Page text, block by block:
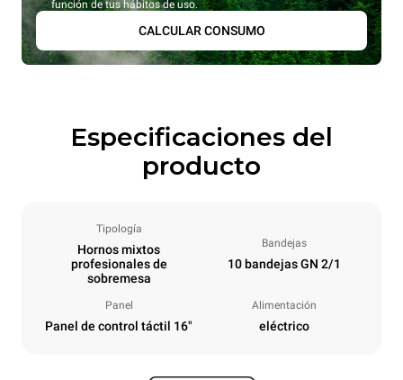
función de tus hábitos de uso.
CALCULAR CONSUMO
Especificaciones del
producto
Tipología
Hornos mixtos
profesionales de
sobremesa
Bandejas
10 bandejas GN 2/1
Panel
Panel de control táctil 16"
Alimentación
eléctrico